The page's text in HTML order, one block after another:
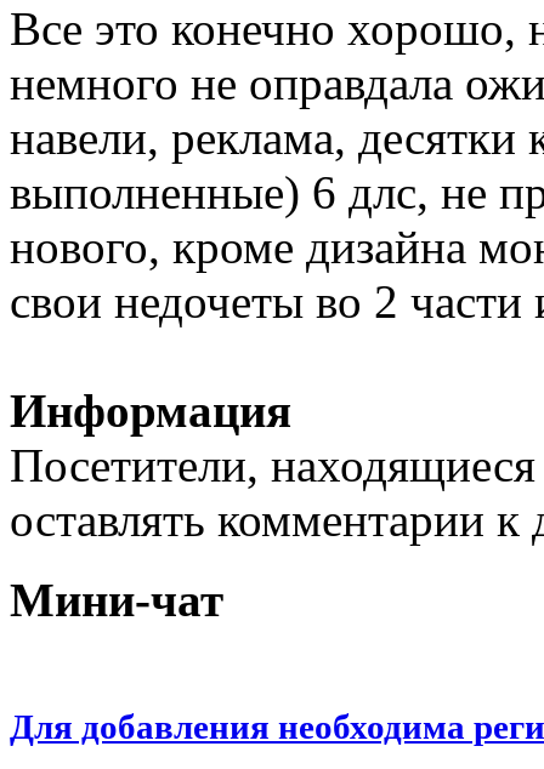
Все это конечно хорошо,
немного не оправдала
навели, реклама,
выполненные) 6 длс, не
нового, кроме дизайна
свои недочеты во 2 части
Информация
Посетители,
оставлять комментарии
Мини-чат
Для добавления необходима